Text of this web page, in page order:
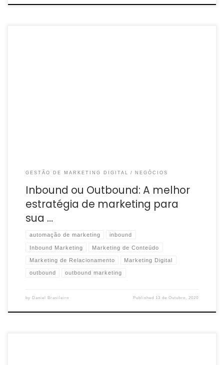
GESTÃO DE MARKETING DIGITAL NEGÓCIOS
Inbound ou Outbound: A melhor
estratégia de marketing para
sua …
automação de marketing inbound
Inbound Marketing Marketing de Conteúdo
Marketing de Relacionamento Marketing Digital
outbound outbound marketing
by Daniel Brasileiro Published 13 de Outubro, 2020